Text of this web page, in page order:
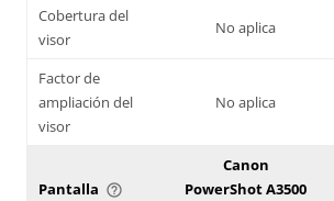
Cobertura del
visor
No aplica
Factor de
ampliación del
visor
No aplica
Pantalla help_outline
Canon
PowerShot A3500